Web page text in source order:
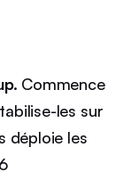
Commence
les sur
déploie les